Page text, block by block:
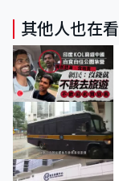
其他人也在看